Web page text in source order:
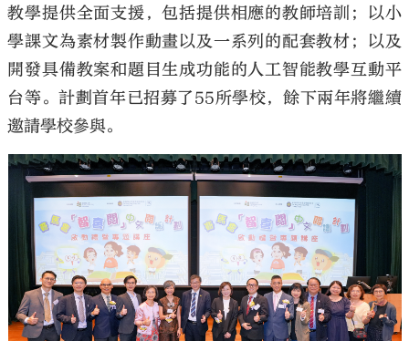
教學提供全面支援，包括提供相應的教師培訓；以小
學課文為素材製作動畫以及一系列的配套教材；以及
開發具備教案和題目生成功能的人工智能教學互動平
台等。計劃首年已招募了55所學校，餘下兩年將繼續
邀請學校參與。